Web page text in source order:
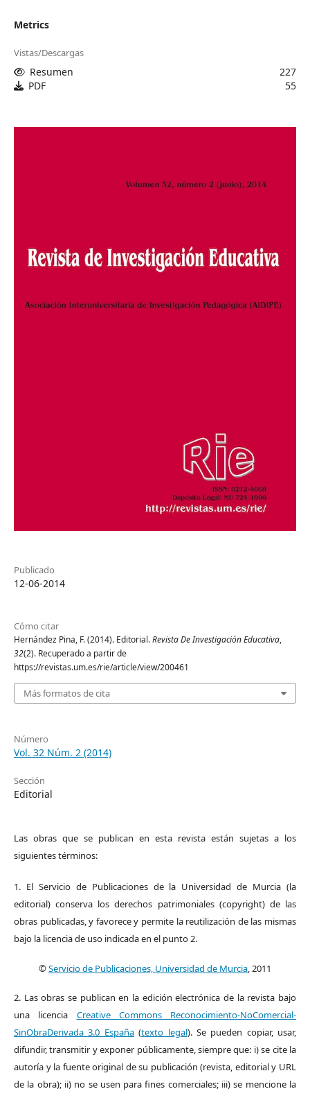
Metrics
Vistas/Descargas
Resumen
227
PDF
55
Publicado
12-06-2014
Cómo citar
Hernández Pina, F. (2014). Editorial.Revista De Investigación Educativa,
32(2). Recuperado a partir de
https://revistas.um.es/rie/article/view/200461
Más formatos de cita
Número
Vol. 32 Núm. 2 (2014)
Sección
Editorial
Las obras que se publican en esta revista están sujetas a los
siguientes términos:
1. El Servicio de Publicaciones de la Universidad de Murcia (la
editorial) conserva los derechos patrimoniales (copyright) de las
obras publicadas, y favorece y permite la reutilización de las mismas
bajo la licencia de uso indicada en el punto 2.
©Servicio de Publicaciones, Universidad de Murcia, 2011
2. Las obras se publican en la edición electrónica de la revista bajo
una licencia Creative Commons Reconocimiento-NoComercial-
SinObraDerivada 3.0 España(texto legal). Se pueden copiar, usar,
difundir, transmitir y exponer públicamente, siempre que: i) se cite la
autoría y la fuente original de su publicación (revista, editorial y URL
de la obra); ii) no se usen para fines comerciales; iii) se mencione la